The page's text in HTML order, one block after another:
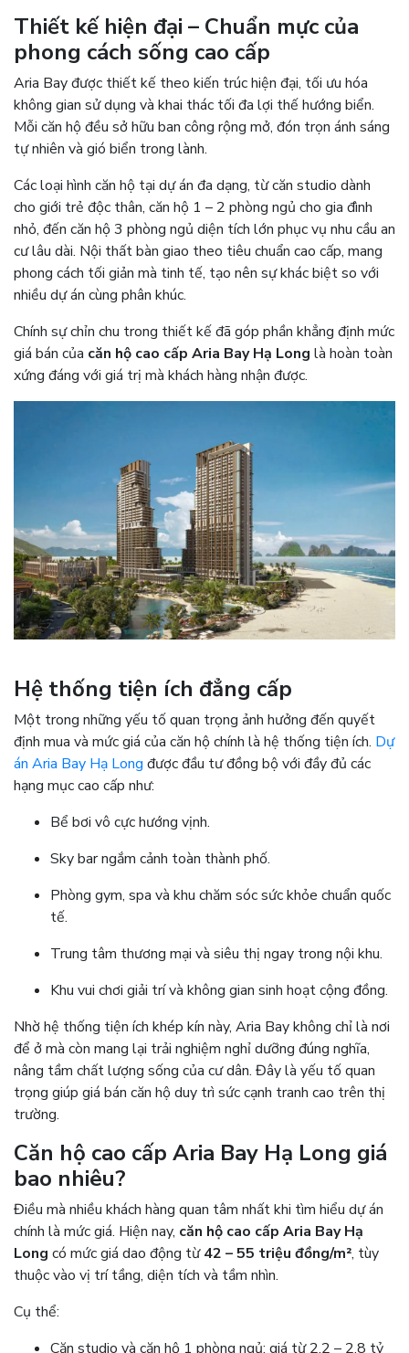
Thiết kế hiện đại – Chuẩn mực của
phong cách sống cao cấp
Aria Bay được thiết kế theo kiến trúc hiện đại, tối ưu hóa
không gian sử dụng và khai thác tối đa lợi thế hướng biển.
Mỗi căn hộ đều sở hữu ban công rộng mở, đón trọn ánh sáng
tự nhiên và gió biển trong lành.
Các loại hình căn hộ tại dự án đa dạng, từ căn studio dành
cho giới trẻ độc thân, căn hộ 1 – 2 phòng ngủ cho gia đình
nhỏ, đến căn hộ 3 phòng ngủ diện tích lớn phục vụ nhu cầu an
cư lâu dài. Nội thất bàn giao theo tiêu chuẩn cao cấp, mang
phong cách tối giản mà tinh tế, tạo nên sự khác biệt so với
nhiều dự án cùng phân khúc.
Chính sự chỉn chu trong thiết kế đã góp phần khẳng định mức
giá bán của căn hộ cao cấp Aria Bay Hạ Long là hoàn toàn
xứng đáng với giá trị mà khách hàng nhận được.
Hệ thống tiện ích đẳng cấp
Một trong những yếu tố quan trọng ảnh hưởng đến quyết
định mua và mức giá của căn hộ chính là hệ thống tiện ích. Dự
án Aria Bay Hạ Long được đầu tư đồng bộ với đầy đủ các
hạng mục cao cấp như:
Bể bơi vô cực hướng vịnh.
Sky bar ngắm cảnh toàn thành phố.
Phòng gym, spa và khu chăm sóc sức khỏe chuẩn quốc
tế.
Trung tâm thương mại và siêu thị ngay trong nội khu.
Khu vui chơi giải trí và không gian sinh hoạt cộng đồng.
Nhờ hệ thống tiện ích khép kín này, Aria Bay không chỉ là nơi
để ở mà còn mang lại trải nghiệm nghỉ dưỡng đúng nghĩa,
nâng tầm chất lượng sống của cư dân. Đây là yếu tố quan
trọng giúp giá bán căn hộ duy trì sức cạnh tranh cao trên thị
trường.
Căn hộ cao cấp Aria Bay Hạ Long giá
bao nhiêu?
Điều mà nhiều khách hàng quan tâm nhất khi tìm hiểu dự án
chính là mức giá. Hiện nay, căn hộ cao cấp Aria Bay Hạ
Long có mức giá dao động từ42 – 55 triệu đồng/m², tùy
thuộc vào vị trí tầng, diện tích và tầm nhìn.
Cụ thể:
Căn studio và căn hộ 1 phòng ngủ: giá từ 2,2 – 2,8 tỷ